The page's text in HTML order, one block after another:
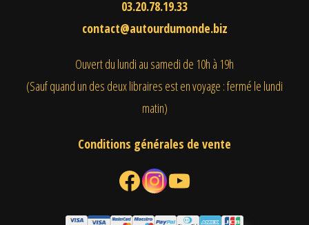
03.20.78.19.33
contact@autourdumonde.biz
Ouvert du lundi au samedi de 10h à 19h
(Sauf quand un des deux libraires est en voyage : fermé le lundi
matin)
Conditions générales de vente
Facebook Instagram YouTube